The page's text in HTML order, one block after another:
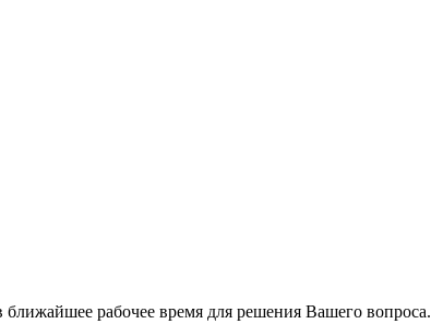
рабочее время для решения Вашего вопроса.